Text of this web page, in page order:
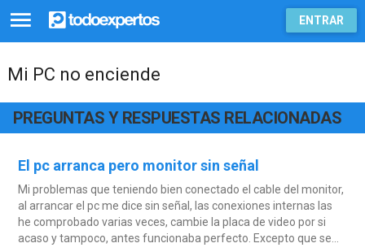
ENTRAR
Mi PC no enciende
PREGUNTAS Y RESPUESTAS RELACIONADAS
El pc arranca pero monitor sin señal
Mi problemas que teniendo bien conectado el cable del monitor,
al arrancar el pc me dice sin señal, las conexiones internas las
he comprobado varias veces, cambie la placa de video por si
acaso y tampoco, antes funcionaba perfecto. Excepto que se...